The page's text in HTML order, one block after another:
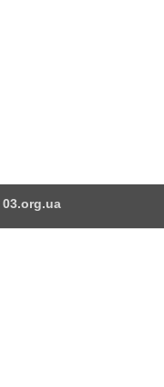
03.org.ua